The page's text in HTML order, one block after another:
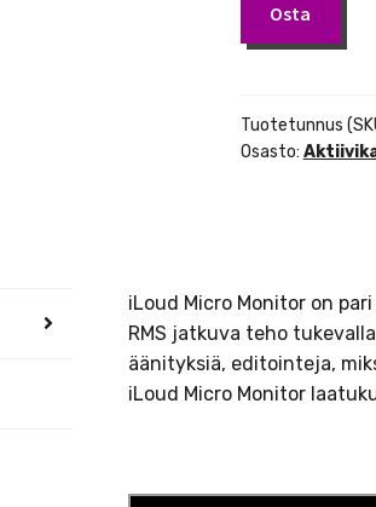
Multimedia
Monitor
musta
Osta
Tuotetunnus
Osasto:
iLoud Micro Monitor on
RMS jatkuva teho
äänityksiä, editointeja,
iLoud Micro Monitor